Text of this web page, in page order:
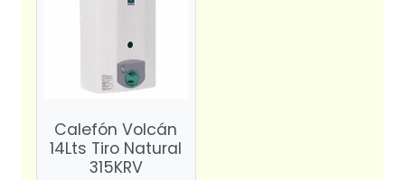
Calefón Volcán
14Lts Tiro Natural
315KRV